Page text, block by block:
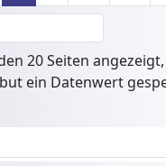
20 Seiten
ein Datenwert